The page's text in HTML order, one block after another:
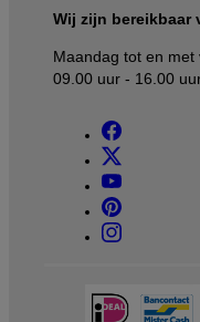
Wij zijn bereikbaar
Maandag tot en met
09.00 uur - 16.00